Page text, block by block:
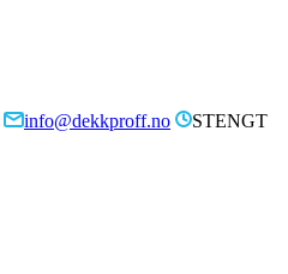
info@dekkproff.no
STENGT